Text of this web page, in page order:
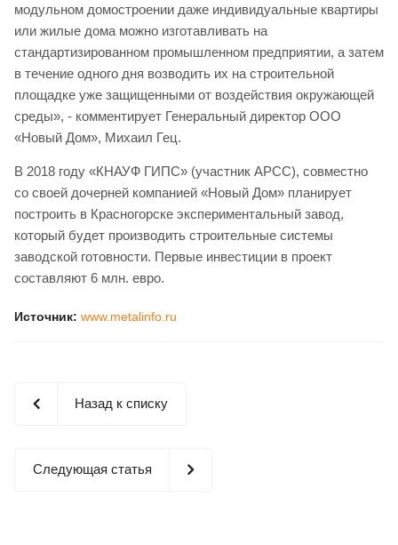
модульном домостроении даже индивидуальные квартиры
или жилые дома можно изготавливать на
стандартизированном промышленном предприятии, а затем
в течение одного дня возводить их на строительной
площадке уже защищенными от воздействия окружающей
среды», - комментирует Генеральный директор ООО
«Новый Дом», Михаил Гец.
В 2018 году «КНАУФ ГИПС» (участник АРСС), совместно
со своей дочерней компанией «Новый Дом» планирует
построить в Красногорске экспериментальный завод,
который будет производить строительные системы
заводской готовности. Первые инвестиции в проект
составляют 6 млн. евро.
Источник: www.metalinfo.ru
Назад к списку
Следующая статья